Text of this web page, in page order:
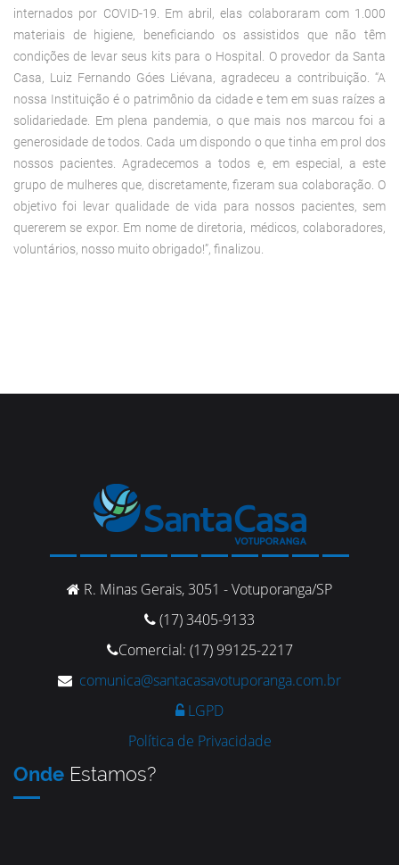
internados por COVID-19. Em abril, elas colaboraram com 1.000
materiais de higiene, beneficiando os assistidos que não têm
condições de levar seus kits para o Hospital. O provedor da Santa
Casa, Luiz Fernando Góes Liévana, agradeceu a contribuição. “A
nossa Instituição é o patrimônio da cidade e tem em suas raízes a
solidariedade. Em plena pandemia, o que mais nos marcou foi a
generosidade de todos. Cada um dispondo o que tinha em prol dos
nossos pacientes. Agradecemos a todos e, em especial, a este
grupo de mulheres que, discretamente, fizeram sua colaboração. O
objetivo foi levar qualidade de vida para nossos pacientes, sem
quererem se expor. Em nome de diretoria, médicos, colaboradores,
voluntários, nosso muito obrigado!”, finalizou.
R. Minas Gerais, 3051 - Votuporanga/SP
(17) 3405-9133
Comercial: (17) 99125-2217
comunica@santacasavotuporanga.com.br
LGPD
Política de Privacidade
Onde Estamos?